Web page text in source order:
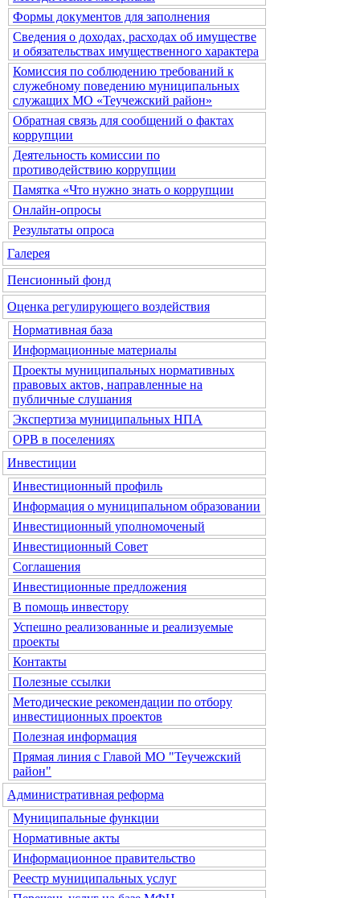
Формы документов для заполнения
Сведения о доходах, расходах об имуществе
и обязательствах имущественного характера
Комиссия по соблюдению требований к
служебному поведению муниципальных
служащих МО «Теучежский район»
Обратная связь для сообщений о фактах
коррупции
Деятельность комиссии по
противодействию коррупции
Памятка «Что нужно знать о коррупции
Онлайн-опросы
Результаты опроса
Галерея
Пенсионный фонд
Оценка регулирующего воздействия
Нормативная база
Информационные материалы
Проекты муниципальных нормативных
правовых актов, направленные на
публичные слушания
Экспертиза муниципальных НПА
ОРВ в поселениях
Инвестиции
Инвестиционный профиль
Информация о муниципальном образовании
Инвестиционный уполномоченый
Инвестиционный Совет
Соглашения
Инвестиционные предложения
В помощь инвестору
Успешно реализованные и реализуемые
проекты
Контакты
Полезные ссылки
Методические рекомендации по отбору
инвестиционных проектов
Полезная информация
Прямая линия с Главой МО "Теучежский
район"
Административная реформа
Муниципальные функции
Нормативные акты
Информационное правительство
Реестр муниципальных услуг